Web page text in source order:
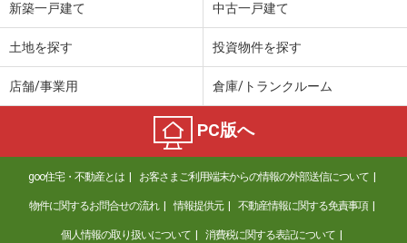
京都府京都市右京区西院東貝川町
京都府京都市伏見区羽束師志水町
価 格
10万円
住 所
京都府京都市伏見区羽束師志水町
間取り
2LDK
新築一戸建て 中古一戸建て
土地を探す 投資物件を探す
店舗/事業用 倉庫/トランクルーム
PC版へ
goo住宅・不動産とは お客さまご利用端末からの情報の外部送信について
物件に関するお問合せの流れ 情報提供元 不動産情報に関する免責事項
個人情報の取り扱いについて 消費税に関する表記について